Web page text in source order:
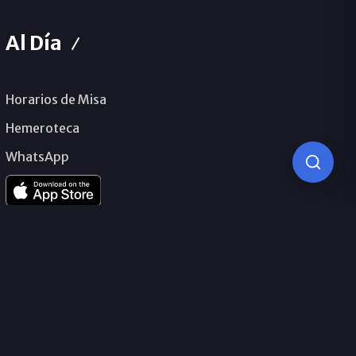
Al Día
Horarios de Misa
Hemeroteca
WhatsApp